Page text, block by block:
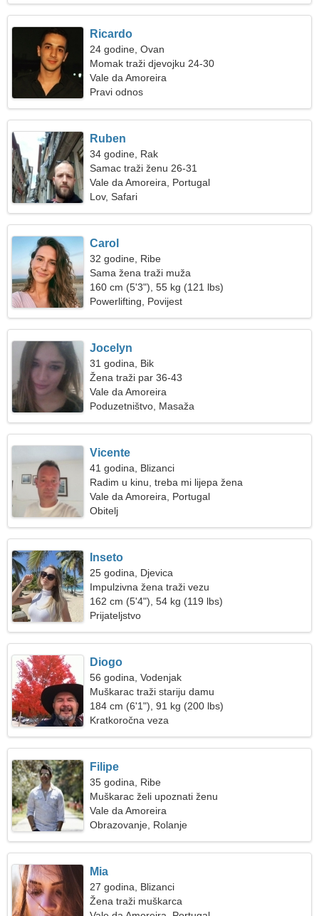
Ricardo
24 godine, Ovan
Momak traži djevojku 24-30
Vale da Amoreira
Pravi odnos
Ruben
34 godine, Rak
Samac traži ženu 26-31
Vale da Amoreira, Portugal
Lov, Safari
Carol
32 godine, Ribe
Sama žena traži muža
160 cm (5'3"), 55 kg (121 lbs)
Powerlifting, Povijest
Jocelyn
31 godina, Bik
Žena traži par 36-43
Vale da Amoreira
Poduzetništvo, Masaža
Vicente
41 godina, Blizanci
Radim u kinu, treba mi lijepa žena
Vale da Amoreira, Portugal
Obitelj
Inseto
25 godina, Djevica
Impulzivna žena traži vezu
162 cm (5'4"), 54 kg (119 lbs)
Prijateljstvo
Diogo
56 godina, Vodenjak
Muškarac traži stariju damu
184 cm (6'1"), 91 kg (200 lbs)
Kratkoročna veza
Filipe
35 godina, Ribe
Muškarac želi upoznati ženu
Vale da Amoreira
Obrazovanje, Rolanje
Mia
27 godina, Blizanci
Žena traži muškarca